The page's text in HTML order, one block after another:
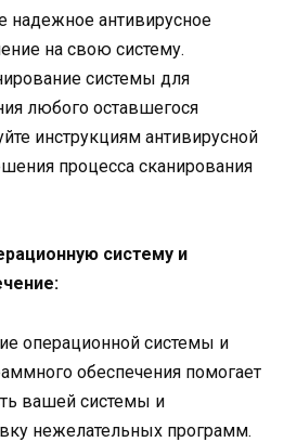
надежное антивирусное
на свою систему.
системы для
любого оставшегося
инструкциям антивирусной
процесса сканирования
систему и
операционной системы и
обеспечения помогает
вашей системы и
нежелательных программ.